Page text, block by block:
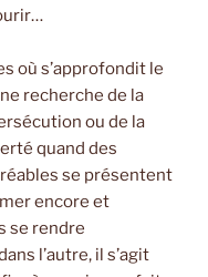
où s’approfondit le
recherche de la
ou de la
quand des
se présentent
encore et
se rendre
l’autre, il s’agit